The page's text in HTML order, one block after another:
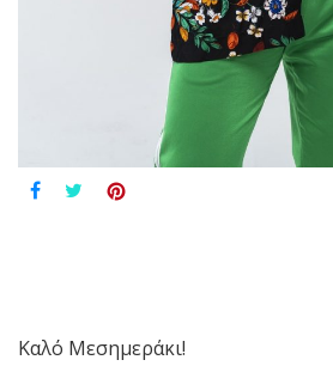
Καλό Μεσημεράκι!